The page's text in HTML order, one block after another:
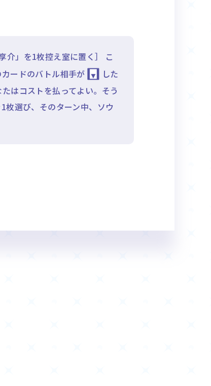
介」を1枚控え室に置く］ こ
ードのバトル相手が
した
はコストを払ってよい。そう
枚選び、そのターン中、ソウ